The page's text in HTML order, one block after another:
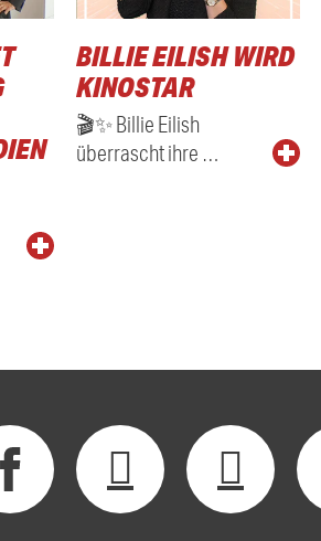
BILLIE EILISH WIRD
KINOSTAR
🎬✨ Billie Eilish
überrascht ihre …